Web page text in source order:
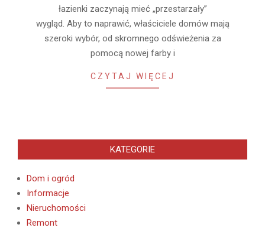
łazienki zaczynają mieć „przestarzały”
wygląd. Aby to naprawić, właściciele domów mają
szeroki wybór, od skromnego odświeżenia za
pomocą nowej farby i
CZYTAJ WIĘCEJ
KATEGORIE
Dom i ogród
Informacje
Nieruchomości
Remont